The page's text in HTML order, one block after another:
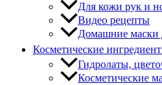
Для кожи рук и
Видео рецепты
Домашние маски
Косметические
Гидролаты,
Косметические